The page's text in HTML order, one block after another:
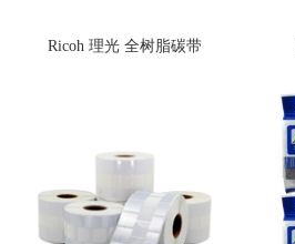
Ricoh 理光 全树脂碳带